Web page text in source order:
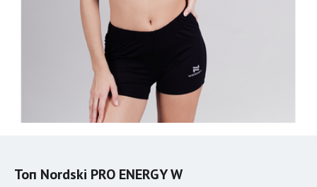
Топ Nordski PRO ENERGY W